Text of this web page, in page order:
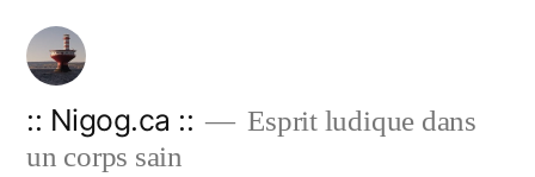
Aller
contenu
:: Nigog.ca ::
Esprit ludique dans
un corps sain